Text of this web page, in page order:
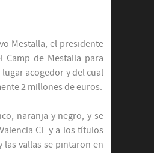
Mestalla, el presidente
Camp de Mestalla para
acogedor y del cual
2 millones de euros.
naranja y negro, y se
CF y a los títulos
vallas se pintaron en